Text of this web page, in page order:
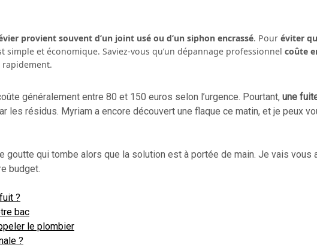
provient souvent d’un joint usé ou d’un siphon encrassé. Pour éviter
simple et économique. Saviez-vous qu’un dépannage professionnel coûte
rapidement.
généralement entre 80 et 150 euros selon l’urgence. Pourtant, une
les résidus. Myriam a encore découvert une flaque ce matin, et je peux
goutte qui tombe alors que la solution est à portée de main. Je vais vous
budget.
?
bac
le plombier
?